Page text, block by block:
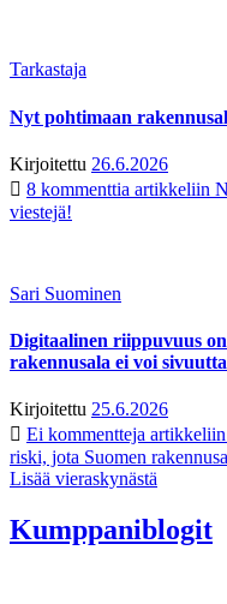
Tarkastaja
Nyt pohtimaan
Kirjoitettu 26.6.2026
8 kommenttia artikkeliin
viestejä!
Sari Suominen
Digitaalinen riippuvuus
rakennusala ei voi
Kirjoitettu 25.6.2026
Ei kommentteja
riski, jota Suomen
Lisää vieraskynästä
Kumppaniblogit